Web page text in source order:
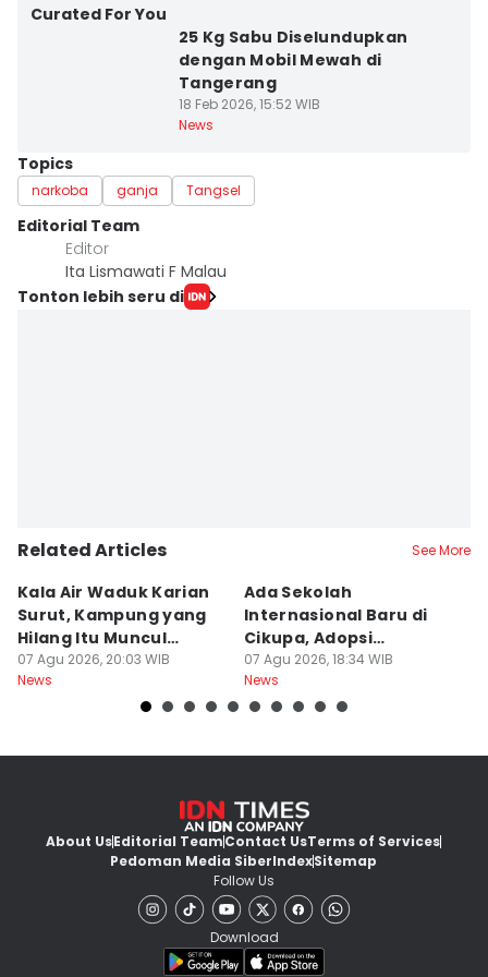
Curated For You
25 Kg Sabu Diselundupkan
dengan Mobil Mewah di
Tangerang
18 Feb 2026, 15:52 WIB
News
Topics
narkoba ganja Tangsel
Editorial Team
Editor
Ita Lismawati F Malau
Tonton lebih seru di
Related Articles See More
Kala Air Waduk Karian
Surut, Kampung yang
Hilang Itu Muncul
Kembali
07 Agu 2026, 20:03 WIB
News
Ada Sekolah
Internasional Baru di
Cikupa, Adopsi
Kurikulum Singapura
07 Agu 2026, 18:34 WIB
News
About UsEditorial TeamContact UsTerms of Services
Pedoman Media SiberIndexSitemap
Follow Us
Download